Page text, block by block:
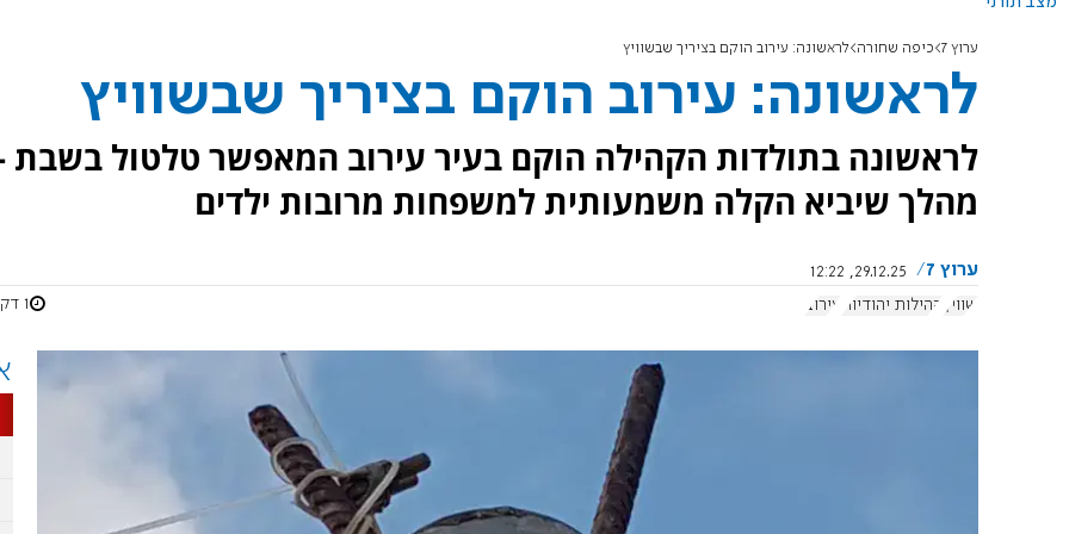
ערוץ 7 כיפה שחורה לראשונה: עירוב הוקם בציריך שבשוויץ
לראשונה: עירוב הוקם בציריך שבשוויץ
לראשונה בתולדות הקהילה הוקם בעיר עירוב המאפשר טלטול בשבת
מהלך שיביא הקלה משמעותית למשפחות מרובות ילדים
ערוץ 7
29.12.25, 12:22
שוויץ קהילות יהודיות עירוב 1 דקות